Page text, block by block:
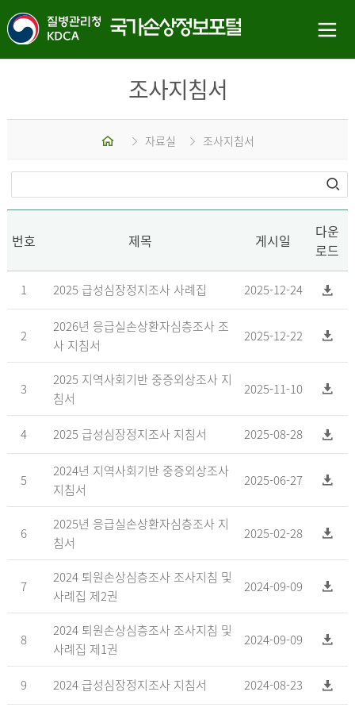
조사지침서
홈 자료실 조사지침서
번호 제목 게시일
다운
로드
1 2025 급성심장정지조사 사례집 2025-12-24
2
2026년 응급실손상환자심층조사 조
사 지침서
2025-12-22
3
2025 지역사회기반 중증외상조사 지
침서
2025-11-10
4 2025 급성심장정지조사 지침서 2025-08-28
5
2024년 지역사회기반 중증외상조사
지침서
2025-06-27
6
2025년 응급실손상환자심층조사 지
침서
2025-02-28
7
2024 퇴원손상심층조사 조사지침 및
사례집 제2권
2024-09-09
8
2024 퇴원손상심층조사 조사지침 및
사례집 제1권
2024-09-09
9 2024 급성심장정지조사 지침서 2024-08-23